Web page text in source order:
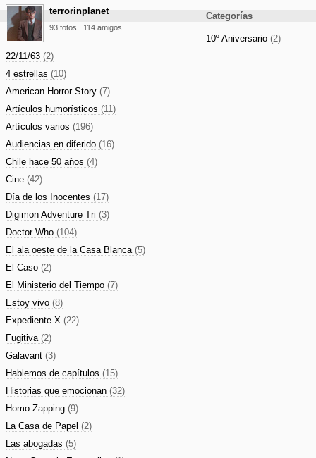
terrorinplanet
93 fotos 114 amigos
Categorías
10º Aniversario (2)
22/11/63 (2)
4 estrellas (10)
American Horror Story (7)
Artículos humorísticos (11)
Artículos varios (196)
Audiencias en diferido (16)
Chile hace 50 años (4)
Cine (42)
Día de los Inocentes (17)
Digimon Adventure Tri (3)
Doctor Who (104)
El ala oeste de la Casa Blanca (5)
El Caso (2)
El Ministerio del Tiempo (7)
Estoy vivo (8)
Expediente X (22)
Fugitiva (2)
Galavant (3)
Hablemos de capítulos (15)
Historias que emocionan (32)
Homo Zapping (9)
La Casa de Papel (2)
Las abogadas (5)